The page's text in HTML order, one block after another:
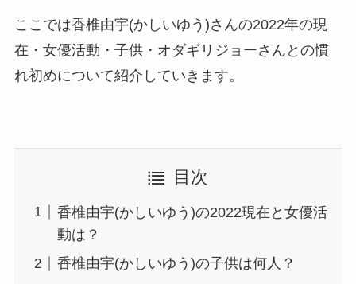
ここでは香椎由宇(かしいゆう)さんの2022年の現
在・女優活動・子供・オダギリジョーさんとの慣
れ初めについて紹介していきます。
目次
香椎由宇(かしいゆう)の2022現在と女優活
動は？
香椎由宇(かしいゆう)の子供は何人？